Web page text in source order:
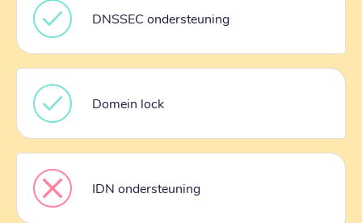
DNSSEC ondersteuning
Domein lock
IDN ondersteuning